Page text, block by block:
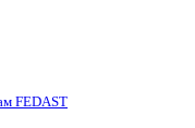
FEDAST